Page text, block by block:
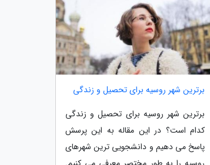
برترین شهر روسیه برای تحصیل و زندگی
برترین شهر روسیه برای تحصیل و زندگی
کدام است؟ در این مقاله به این پرسش
پاسخ می دهیم و دانشجویی ترین شهرهای